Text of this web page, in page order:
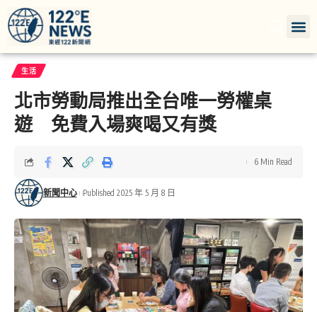
生活
北市勞動局推出全台唯一勞權桌
遊 免費入場爽喝又有獎
新聞中心 Published 2025 年 5 月 8 日
6 Min Read